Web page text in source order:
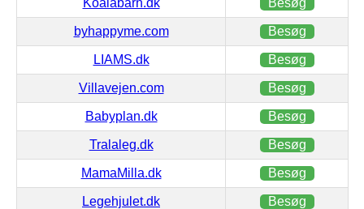
byhappyme.com Besøg
LIAMS.dk Besøg
Villavejen.com Besøg
Babyplan.dk Besøg
Tralaleg.dk Besøg
MamaMilla.dk Besøg
Legehjulet.dk Besøg